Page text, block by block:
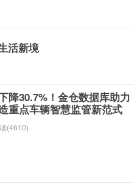
活新境
降30.7%！金仓数据库助力
重点车辆智慧监管新范式
(4610)